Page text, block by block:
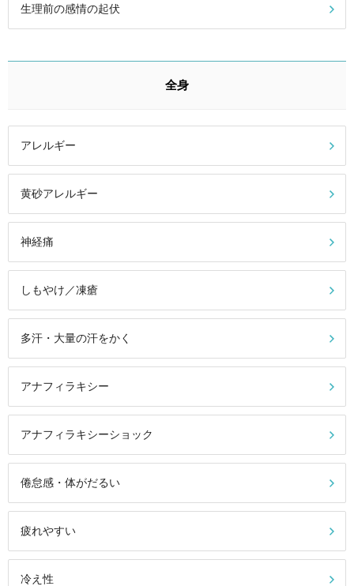
生理前の感情の起伏
全身
アレルギー
黄砂アレルギー
神経痛
しもやけ／凍瘡
多汗・大量の汗をかく
アナフィラキシー
アナフィラキシーショック
倦怠感・体がだるい
疲れやすい
冷え性